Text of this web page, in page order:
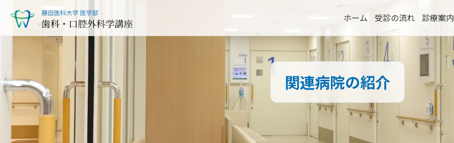
ホーム 受診の流れ 診療案内
関連病院の紹介